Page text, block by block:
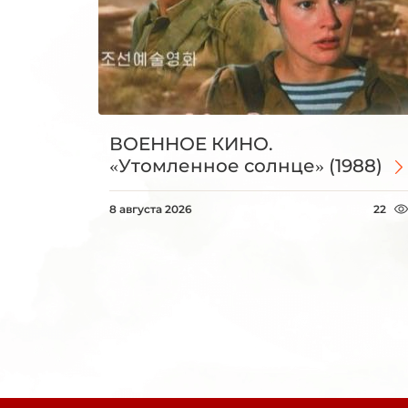
ВОЕННОЕ КИНО.
«Утомленное солнце» (1988)
8 августа 2026 22